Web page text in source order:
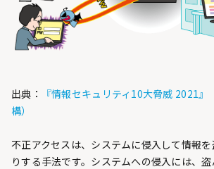
出典：
『情報セキュリティ10大脅威 2021』
構）
不正アクセスは、システムに侵入して情報
りする手法です。システムへの侵入には、